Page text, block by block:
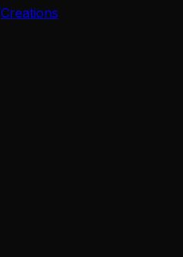
Creations